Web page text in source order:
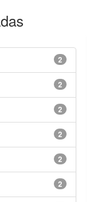
2
2
2
2
2
2